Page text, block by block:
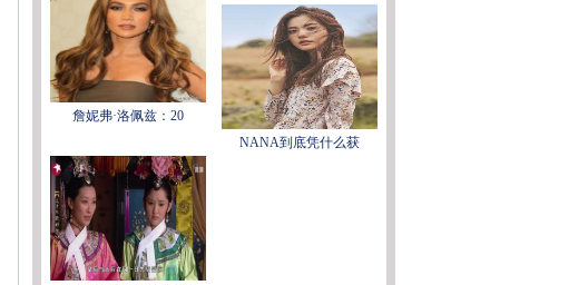
詹妮弗·洛佩兹：20
NANA到底凭什么获